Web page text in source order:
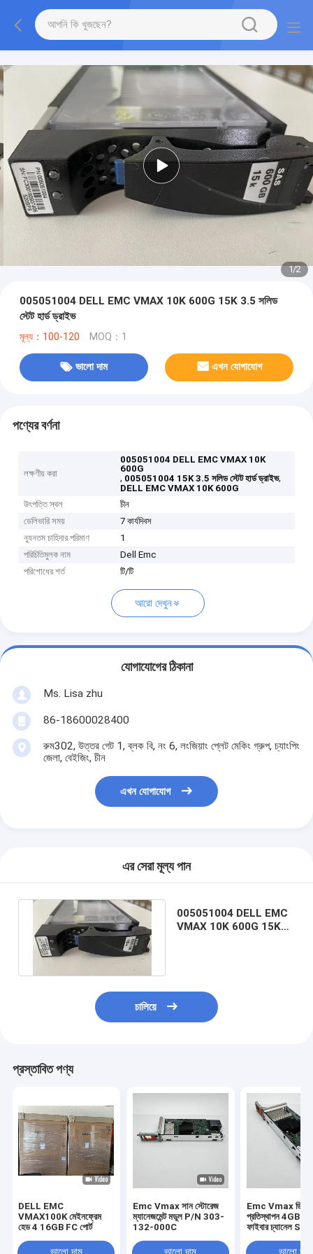
1/2
005051004 DELL EMC VMAX 10K 600G 15K 3.5 সলিড
স্টেট হার্ড ড্রাইভ
মূল্য：100-120 MOQ：1
ভালো দাম এখন যোগাযোগ
পণ্যের বর্ণনা
লক্ষণীয় করা
005051004 DELL EMC VMAX 10K
600G
, 005051004 15K 3.5 সলিড স্টেট হার্ড ড্রাইভ,
DELL EMC VMAX 10K 600G
উৎপত্তি স্থল
চীন
ডেলিভারি সময়
7 কার্যদিবস
ন্যূনতম চাহিদার পরিমাণ
1
পরিচিতিমুলক নাম
Dell Emc
পরিশোধের শর্ত
টি/টি
আরো দেখুন
যোগাযোগের ঠিকানা
Ms. Lisa zhu
86-18600028400
রুম302, উত্তর গেট 1, ব্লক বি, নং 6, লংজিয়াং প্লেট মেকিং গ্রুপ, চ্যাংপিং
জেলা, বেইজিং, চীন
এখন যোগাযোগ
এর সেরা মূল্য পান
005051004 DELL EMC
VMAX 10K 600G 15K
চালিয়ে
প্রস্তাবিত পণ্য
DELL EMC
VMAX100K মেইনফ্রেম
হেড 4 16GB FC পোর্ট
Emc Vmax সান স্টোরেজ
ম্যানেজমেন্ট মডুল P/N 303-
132-000C
Emc Vmax ডিস্ক
প্রতিস্থাপন 4GB 4
ফাইবার চ্যানেল Sfp